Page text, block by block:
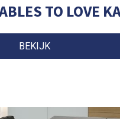
TO LOVE
BEKIJK